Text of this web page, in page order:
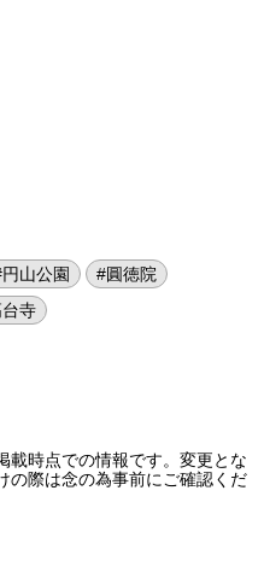
山公園
#圓徳院
寺
時点での情報です。変更とな
の際は念の為事前にご確認くだ